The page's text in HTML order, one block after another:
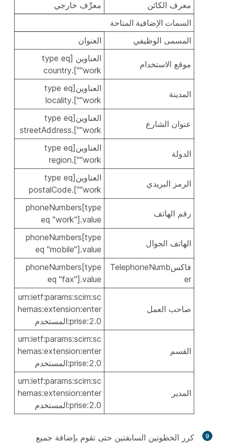
معرف الكائن
معرِّف خارجي
السمات الإضافية المتاحة
المسمى الوظيفي
العنوان
موقع الاستخدام
العناوين [type eq
"work"].country
المدينة
العناوين[type eq
"work"].locality
عنوان الشارع
العناوين[type eq
"work"].streetAddress
الدولة
العناوين[type eq
"work"].region
الرمز البريدي
العناوين[type eq
"work"].postalCode
رقم الهاتف
phoneNumbers[type
eq "work"].value
الهاتف الجوال
phoneNumbers[type
eq "mobile"].value
فاكسTelephoneNumb
er
phoneNumbers[type
eq "fax"].value
صاحب العمل
urn:ietf:params:scim:sc
hemas:extension:enter
prise:2.0:المستخدم
القسم
urn:ietf:params:scim:sc
hemas:extension:enter
prise:2.0:المستخدم
المدير
urn:ietf:params:scim:sc
hemas:extension:enter
prise:2.0:المستخدم
9
كرر الخطوتين السابقتين حتى تقوم بإضافة جميع